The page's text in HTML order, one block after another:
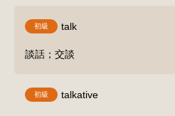
初級 talk
談話；交談
初級 talkative